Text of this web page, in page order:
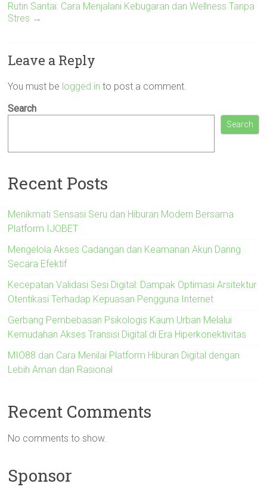
Rutin Santai: Cara Menjalani Kebugaran dan Wellness Tanpa
Stres →
Leave a Reply
You must be logged in to post a comment.
Search
Search
Recent Posts
Menikmati Sensasi Seru dan Hiburan Modern Bersama
Platform IJOBET
Mengelola Akses Cadangan dan Keamanan Akun Daring
Secara Efektif
Kecepatan Validasi Sesi Digital: Dampak Optimasi Arsitektur
Otentikasi Terhadap Kepuasan Pengguna Internet
Gerbang Pembebasan Psikologis Kaum Urban Melalui
Kemudahan Akses Transisi Digital di Era Hiperkonektivitas
MIO88 dan Cara Menilai Platform Hiburan Digital dengan
Lebih Aman dan Rasional
Recent Comments
No comments to show.
Sponsor